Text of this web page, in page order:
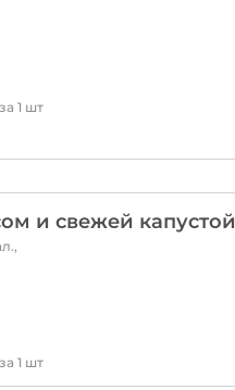
1 шт
и свежей капустой
1 шт